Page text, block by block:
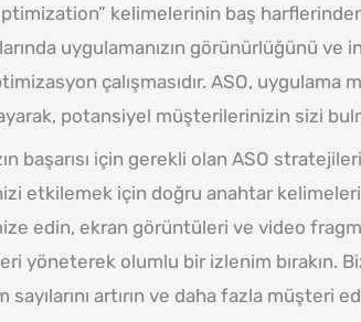
kelimelerinin baş
uygulamanızın görünürlüğünü ve
çalışmasıdır. ASO, uygulama
potansiyel müşterilerinizin sizi
başarısı için gerekli olan ASO
etkilemek için doğru anahtar kelimeleri
edin, ekran görüntüleri ve video
yöneterek olumlu bir izlenim bırakın.
sayılarını artırın ve daha fazla müşteri